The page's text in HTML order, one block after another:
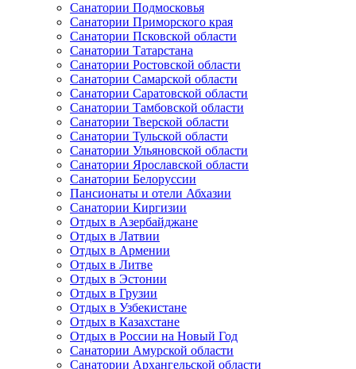
Санатории Подмосковья
Санатории Приморского края
Санатории Псковской области
Санатории Татарстана
Санатории Ростовской области
Санатории Самарской области
Санатории Саратовской области
Санатории Тамбовской области
Санатории Тверской области
Санатории Тульской области
Санатории Ульяновской области
Санатории Ярославской области
Санатории Белоруссии
Пансионаты и отели Абхазии
Санатории Киргизии
Отдых в Азербайджане
Отдых в Латвии
Отдых в Армении
Отдых в Литве
Отдых в Эстонии
Отдых в Грузии
Отдых в Узбекистане
Отдых в Казахстане
Отдых в России на Новый Год
Санатории Амурской области
Санатории Архангельской области